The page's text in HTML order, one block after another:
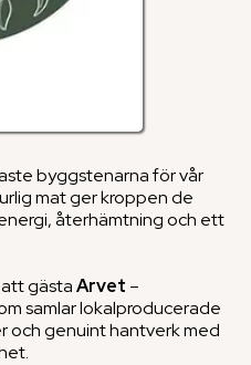
byggstenarna för vår
mat ger kroppen de
återhämtning och ett
gästaArvet –
samlar lokalproducerade
och genuint hantverk med